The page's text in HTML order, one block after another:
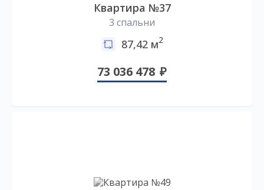
Квартира №37
3 спальни
87,42 м2
73 036 478